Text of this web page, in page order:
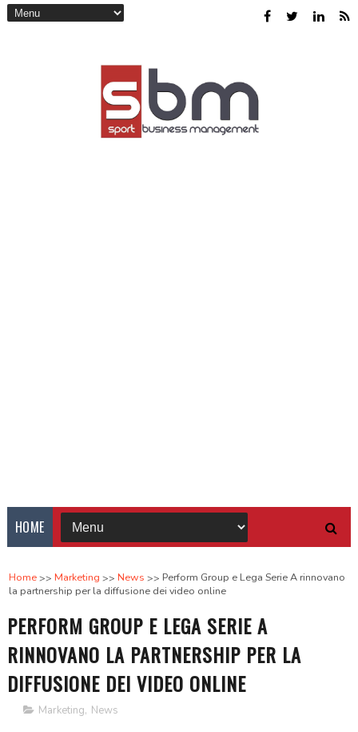
HOME
Home Marketing News
Perform Group e Lega Serie A rinnovano
la partnership per la diffusione dei video online
PERFORM GROUP E LEGA SERIE A
RINNOVANO LA PARTNERSHIP PER LA
DIFFUSIONE DEI VIDEO ONLINE
Marketing, News